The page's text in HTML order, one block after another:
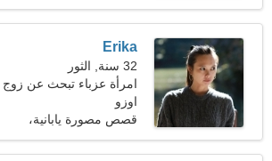
Erika
32 سنة, الثور
امرأة عزباء تبحث عن زوج
33-42
اوزو
قصص مصورة يابانية،
الأنشطة الرياضية